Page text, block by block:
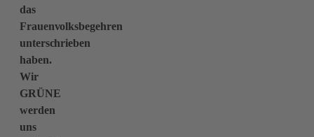
das
Frauenvolksbegehren
unterschrieben
haben.
Wir
GRÜNE
werden
uns